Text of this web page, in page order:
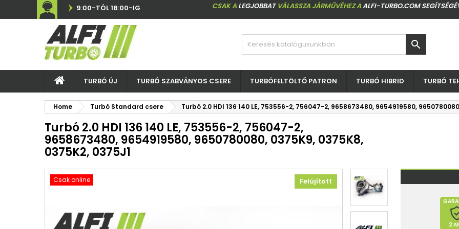
9:00-TÓL 18:00-IG CSAK A LEGJOBBATVÁLASSZA JÁRMŰVÉHEZ AALFI-TURBO.COM

TURBÓ ÚJ TURBÓ SZABVÁNYOS CSERE TURBÓFELTÖLTŐ PATRON TURBÓ HIBRID TURBÓ
Home Turbó Standard csere Turbó 2.0 HDI 136 140 LE, 753556-2, 756047-2, 9658673480, 9654919580,
Turbó 2.0 HDI 136 140 LE, 753556-2, 756047-2,
9658673480, 9654919580, 9650780080, 0375K9, 0375K8,
0375K2, 0375J1
Csak online Felújított
2